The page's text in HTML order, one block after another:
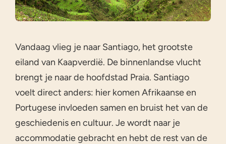
Vandaag vlieg je naar Santiago, het grootste
eiland van Kaapverdië. De binnenlandse vlucht
brengt je naar de hoofdstad Praia. Santiago
voelt direct anders: hier komen Afrikaanse en
Portugese invloeden samen en bruist het van de
geschiedenis en cultuur. Je wordt naar je
accommodatie gebracht en hebt de rest van de